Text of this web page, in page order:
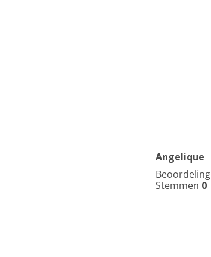
Angelique
Beoordeling
Stemmen 0